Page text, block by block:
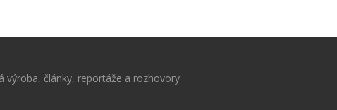
výroba, články, reportáže a rozhovory